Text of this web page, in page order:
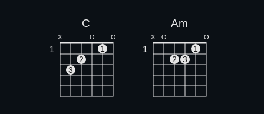
C
X O O
1
1
2
3
Am
X O O
1
1
2
3